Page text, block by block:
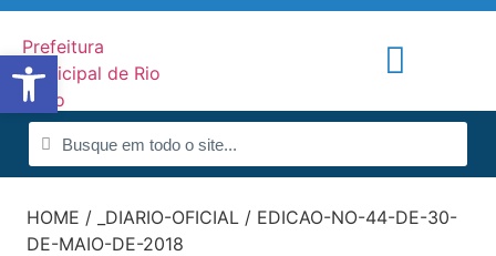
Abrir a barra de ferramentas
HOME / _DIARIO-OFICIAL / EDICAO-NO-44-DE-30-
DE-MAIO-DE-2018